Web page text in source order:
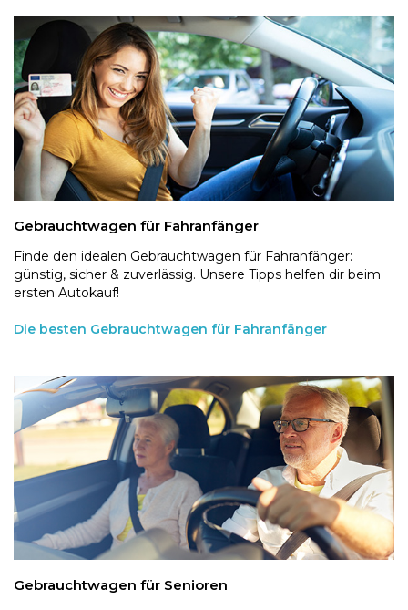
Gebrauchtwagen für Fahranfänger
Finde den idealen Gebrauchtwagen für Fahranfänger:
günstig, sicher & zuverlässig. Unsere Tipps helfen dir beim
ersten Autokauf!
Die besten Gebrauchtwagen für Fahranfänger
Gebrauchtwagen für Senioren